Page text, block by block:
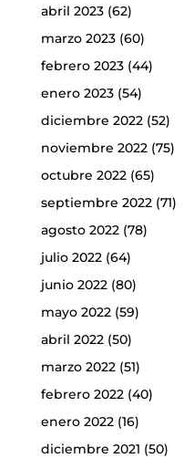
abril 2023(62)
marzo 2023(60)
febrero 2023(44)
enero 2023(54)
diciembre 2022(52)
noviembre 2022(75)
octubre 2022(65)
septiembre 2022(71)
agosto 2022(78)
julio 2022(64)
junio 2022(80)
mayo 2022(59)
abril 2022(50)
marzo 2022(51)
febrero 2022(40)
enero 2022(16)
diciembre 2021 (50)